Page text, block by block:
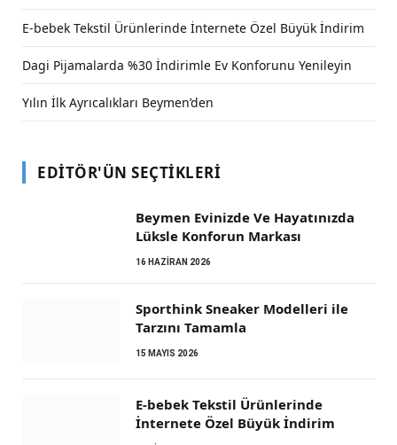
E-bebek Tekstil Ürünlerinde İnternete Özel Büyük İndirim
Dagi Pijamalarda %30 İndirimle Ev Konforunu Yenileyin
Yılın İlk Ayrıcalıkları Beymen’den
EDITÖR'ÜN SEÇTIKLERI
Beymen Evinizde Ve Hayatınızda
Lüksle Konforun Markası
16 HAZIRAN 2026
Sporthink Sneaker Modelleri ile
Tarzını Tamamla
15 MAYIS 2026
E-bebek Tekstil Ürünlerinde
İnternete Özel Büyük İndirim